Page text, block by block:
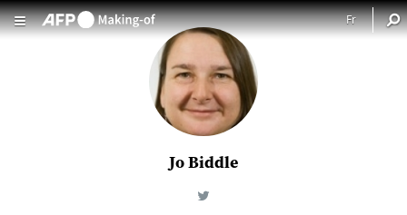
Jo Biddle